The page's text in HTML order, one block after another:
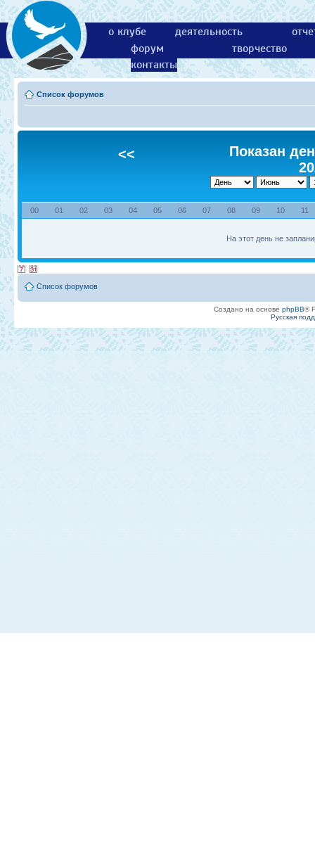
о клубе деятельность
форум
творчество
контакты
Список форумов
<<
Показан
00 01 02 03 04 05 06 07 08 09 10 11
На этот день не
Список форумов
Создано на основе phpBB®
Русская